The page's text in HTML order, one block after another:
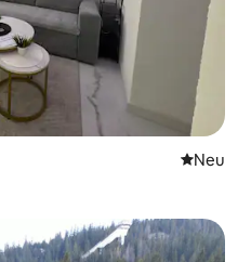
Neue
Neu